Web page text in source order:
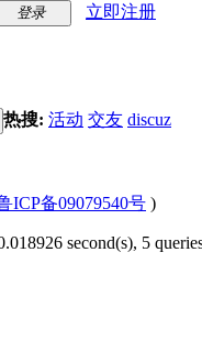
登录
立即注册
热搜: 活动 交友 discuz
ICP备09079540号 )
second(s), 5